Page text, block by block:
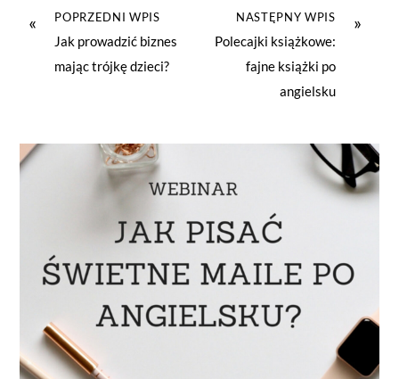
« POPRZEDNI WPIS
Jak prowadzić biznes
mając trójkę dzieci?
»
NASTĘPNY WPIS
Polecajki książkowe:
fajne książki po
angielsku